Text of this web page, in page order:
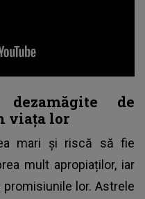
de
viața lor
mari și riscă să fie
mult apropiaților, iar
lor. Astrele